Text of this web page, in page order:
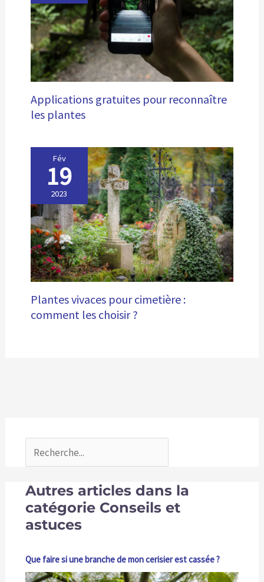
Applications gratuites pour reconnaître
les plantes
Fév
19
2023
Plantes vivaces pour cimetière :
comment les choisir ?
Autres articles dans la
catégorie Conseils et
astuces
Que faire si une branche de mon cerisier est cassée ?